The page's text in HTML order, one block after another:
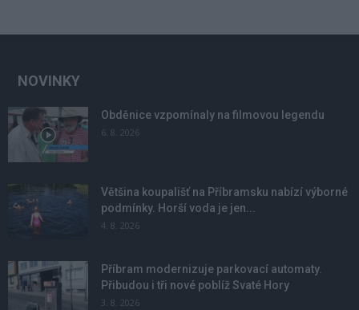
NOVINKY
Obděnice vzpomínaly na filmovou legendu
6. 8. 2026
Většina koupališť na Příbramsku nabízí výborné
podmínky. Horší voda je jen...
4. 8. 2026
Příbram modernizuje parkovací automaty.
Přibudou i tři nové poblíž Svaté Hory
3. 8. 2026